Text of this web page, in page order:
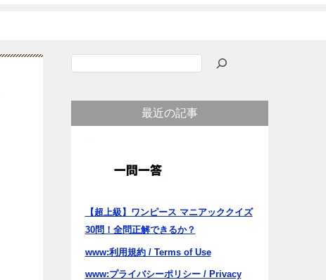
最近の記事
【超上級】ワンピース マニアッククイズ
30問！全問正解できるか？
www:利用規約 / Terms of Use
www:プライバシーポリシー / Privacy